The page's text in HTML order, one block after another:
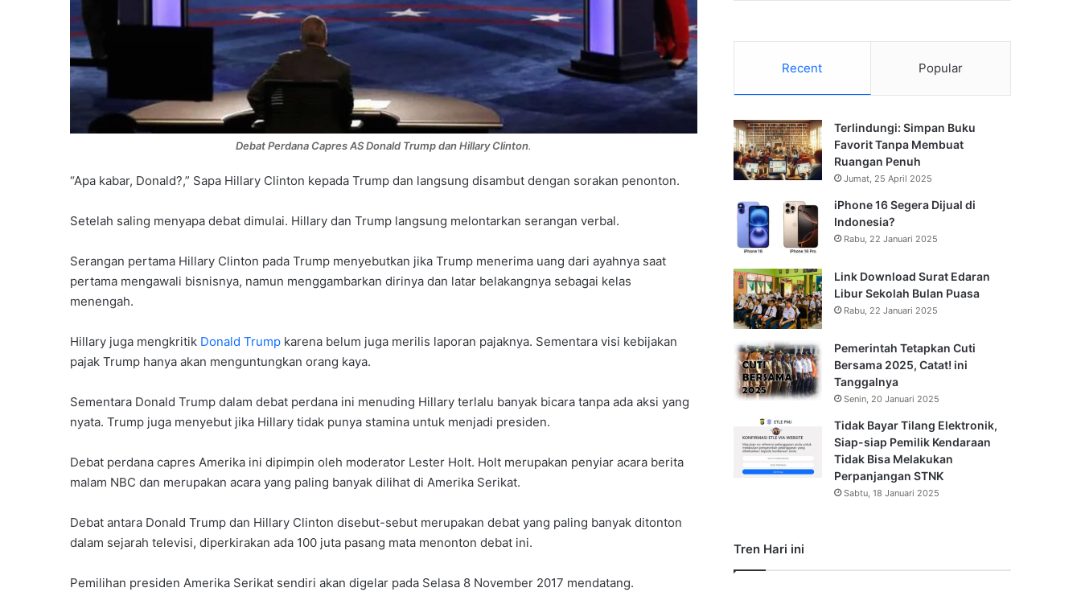
Debat Perdana Capres AS Donald Trump dan Hillary Clinton.
“Apa kabar, Donald?,” Sapa Hillary Clinton kepada Trump dan langsung disambut dengan sorakan penonton.
Setelah saling menyapa debat dimulai. Hillary dan Trump langsung melontarkan serangan verbal.
Serangan pertama Hillary Clinton pada Trump menyebutkan jika Trump menerima uang dari ayahnya saat
pertama mengawali bisnisnya, namun menggambarkan dirinya dan latar belakangnya sebagai kelas
menengah.
Hillary juga mengkritik Donald Trump karena belum juga merilis laporan pajaknya. Sementara visi kebijakan
pajak Trump hanya akan menguntungkan orang kaya.
Sementara Donald Trump dalam debat perdana ini menuding Hillary terlalu banyak bicara tanpa ada aksi yang
nyata. Trump juga menyebut jika Hillary tidak punya stamina untuk menjadi presiden.
Debat perdana capres Amerika ini dipimpin oleh moderator Lester Holt. Holt merupakan penyiar acara berita
malam NBC dan merupakan acara yang paling banyak dilihat di Amerika Serikat.
Debat antara Donald Trump dan Hillary Clinton disebut-sebut merupakan debat yang paling banyak ditonton
dalam sejarah televisi, diperkirakan ada 100 juta pasang mata menonton debat ini.
Pemilihan presiden Amerika Serikat sendiri akan digelar pada Selasa 8 November 2017 mendatang.
Recent Popular
Terlindungi: Simpan Buku
Favorit Tanpa Membuat
Ruangan Penuh
Jumat, 25 April 2025
iPhone 16 Segera Dijual di
Indonesia?
Rabu, 22 Januari 2025
Link Download Surat Edaran
Libur Sekolah Bulan Puasa
Rabu, 22 Januari 2025
Pemerintah Tetapkan Cuti
Bersama 2025, Catat! ini
Tanggalnya
Senin, 20 Januari 2025
Tidak Bayar Tilang Elektronik,
Siap-siap Pemilik Kendaraan
Tidak Bisa Melakukan
Perpanjangan STNK
Sabtu, 18 Januari 2025
Tren Hari ini